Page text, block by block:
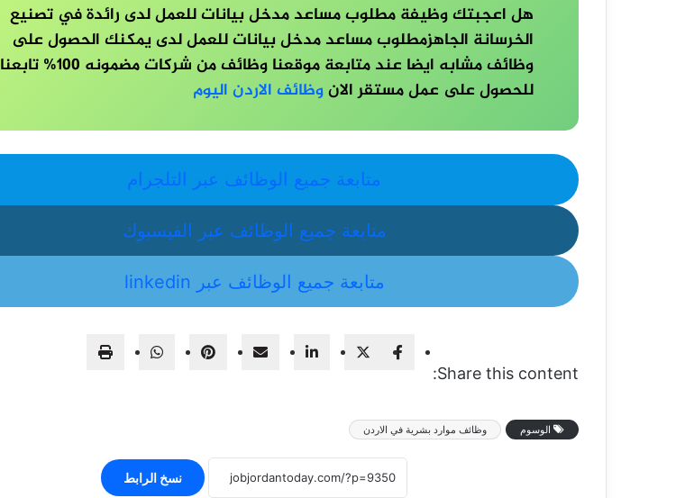
هل اعجبتك وظيفة مطلوب مساعد مدخل بيانات للعمل لدى رائدة في تصنيع
الخرسانة الجاهزمطلوب مساعد مدخل بيانات للعمل لدى يمكنك الحصول على
وظائف مشابه ايضا عند متابعة موقعنا وظائف من شركات مضمونه 100% تابعنا
للحصول على عمل مستقر الانوظائف الاردن اليوم
متابعة جميع الوظائف عبر التلجرام
متابعة جميع الوظائف عبر الفيسبوك
متابعة جميع الوظائف عبر linkedin
Share this content:
الوسوم وظائف موارد بشرية في الاردن
نسخ الرابط